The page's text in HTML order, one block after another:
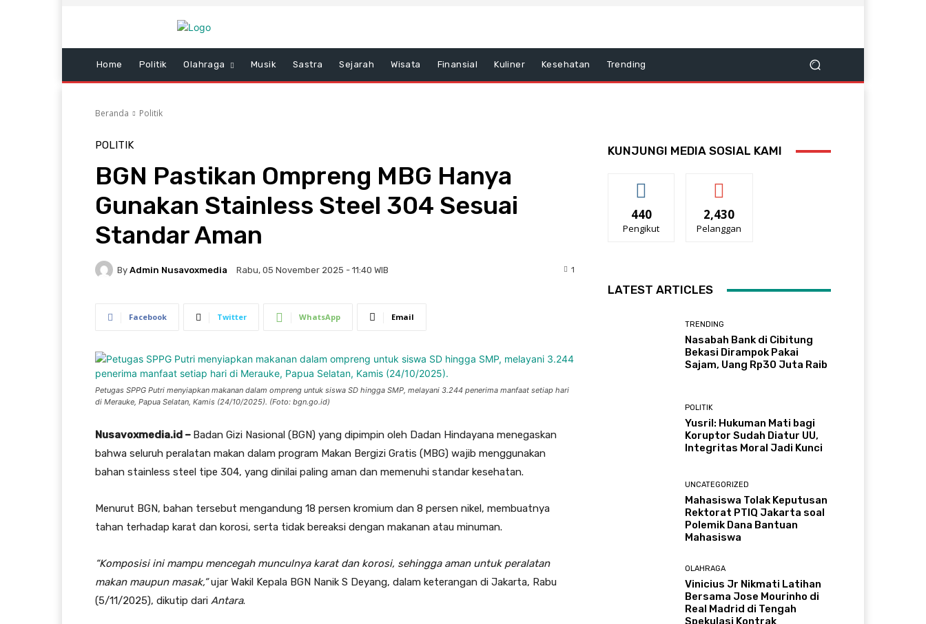
Home Politik Olahraga Musik Sastra Sejarah Wisata Finansial Kuliner Kesehatan Trending
Beranda Politik
POLITIK
BGN Pastikan Ompreng MBG Hanya
Gunakan Stainless Steel 304 Sesuai
Standar Aman
By Admin Nusavoxmedia Rabu, 05 November 2025 - 11:40 WIB 1
Facebook Twitter WhatsApp Email
Petugas SPPG Putri menyiapkan makanan dalam ompreng untuk siswa SD hingga SMP, melayani 3.244 penerima manfaat setiap hari
di Merauke, Papua Selatan, Kamis (24/10/2025). (Foto: bgn.go.id)
Nusavoxmedia.id – Badan Gizi Nasional (BGN) yang dipimpin oleh Dadan Hindayana menegaskan
bahwa seluruh peralatan makan dalam program Makan Bergizi Gratis (MBG) wajib menggunakan
bahan stainless steel tipe 304, yang dinilai paling aman dan memenuhi standar kesehatan.
Menurut BGN, bahan tersebut mengandung 18 persen kromium dan 8 persen nikel, membuatnya
tahan terhadap karat dan korosi, serta tidak bereaksi dengan makanan atau minuman.
“Komposisi ini mampu mencegah munculnya karat dan korosi, sehingga aman untuk peralatan
makan maupun masak,”ujar Wakil Kepala BGN Nanik S Deyang, dalam keterangan di Jakarta, Rabu
(5/11/2025), dikutip dari Antara.
KUNJUNGI MEDIA SOSIAL KAMI
440
Pengikut
2,430
Pelanggan
LATEST ARTICLES
TRENDING
Nasabah Bank di Cibitung
Bekasi Dirampok Pakai
Sajam, Uang Rp30 Juta Raib
POLITIK
Yusril: Hukuman Mati bagi
Koruptor Sudah Diatur UU,
Integritas Moral Jadi Kunci
UNCATEGORIZED
Mahasiswa Tolak Keputusan
Rektorat PTIQ Jakarta soal
Polemik Dana Bantuan
Mahasiswa
OLAHRAGA
Vinicius Jr Nikmati Latihan
Bersama Jose Mourinho di
Real Madrid di Tengah
Spekulasi Kontrak